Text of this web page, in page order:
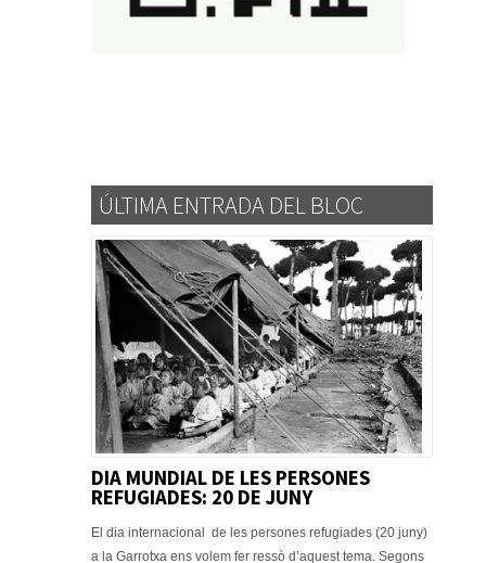
ÚLTIMA ENTRADA DEL BLOC
DIA MUNDIAL DE LES PERSONES
REFUGIADES: 20 DE JUNY
El dia internacional de les persones refugiades (20 juny)
a la Garrotxa ens volem fer ressò d’aquest tema. Segons